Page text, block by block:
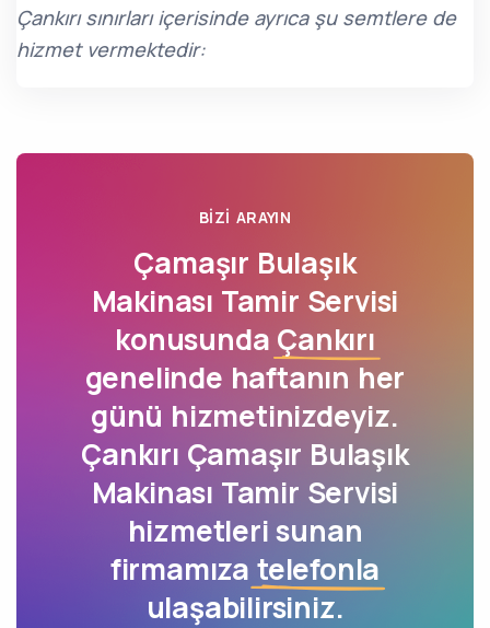
Çankırı sınırları içerisinde ayrıca şu semtlere de
hizmet vermektedir:
BIZI ARAYIN
Çamaşır Bulaşık
Makinası Tamir Servisi
konusunda Çankırı
genelinde haftanın her
günü hizmetinizdeyiz.
Çankırı Çamaşır Bulaşık
Makinası Tamir Servisi
hizmetleri sunan
firmamıza telefonla
ulaşabilirsiniz.